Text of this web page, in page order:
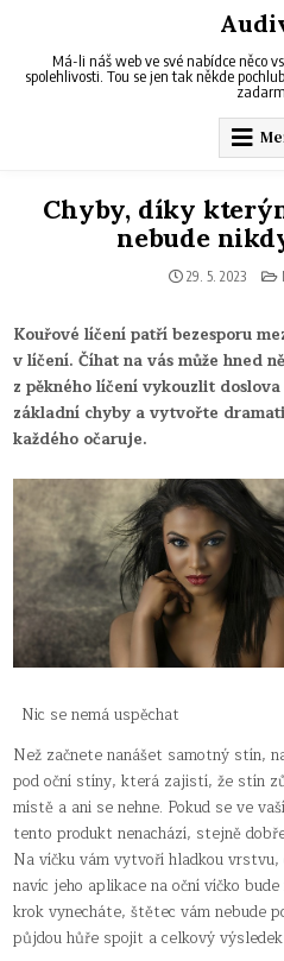
contentMá-li náš web ve své nabídce něco
spolehlivosti. Tou se jen tak někde
Chyby, díky
nebude
29. 5. 2023
Kouřové líčení patří bezesporu
v líčení. Číhat na vás může hned
z pěkného líčení vykouzlit
základní chyby a vytvořte
každého očaruje.
Nic se nemá uspěchat
Než začnete nanášet samotný stín,
pod oční stíny, která zajistí, že stín
místě a ani se nehne. Pokud se ve
tento produkt nenachází, stejně
Na víčku vám vytvoří hladkou
navíc jeho aplikace na oční víčko
krok vynecháte, štětec vám nebude
půjdou hůře spojit a celkový